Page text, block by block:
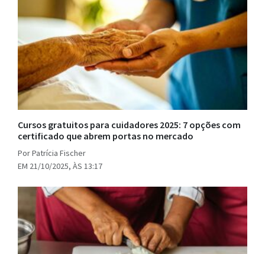
Cursos gratuitos para cuidadores 2025: 7 opções com
certificado que abrem portas no mercado
Por Patrícia Fischer
EM 21/10/2025, ÀS 13:17